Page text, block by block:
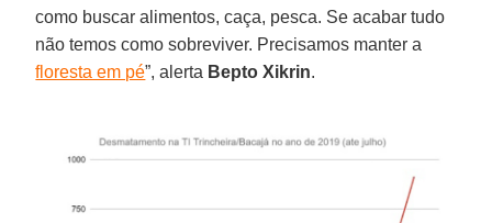
como buscar alimentos, caça, pesca. Se acabar tudo
não temos como sobreviver. Precisamos manter a
floresta em pé”, alerta Bepto Xikrin.